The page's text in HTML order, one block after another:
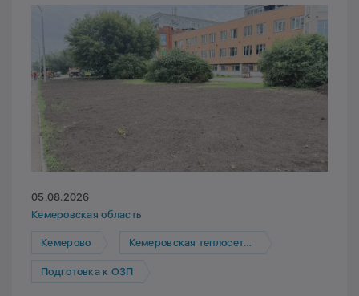
05.08.2026
Кемеровская область
Кемерово Кемеровская теплосетевая компания
Подготовка к ОЗП